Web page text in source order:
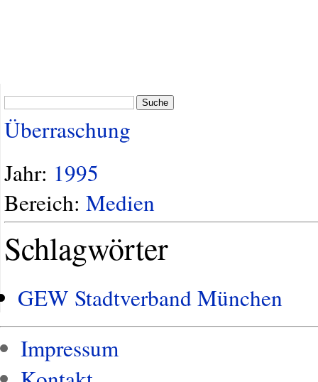
Suche
Überraschung
Jahr: 1995
Bereich: Medien
Schlagwörter
GEW Stadtverband München
Impressum